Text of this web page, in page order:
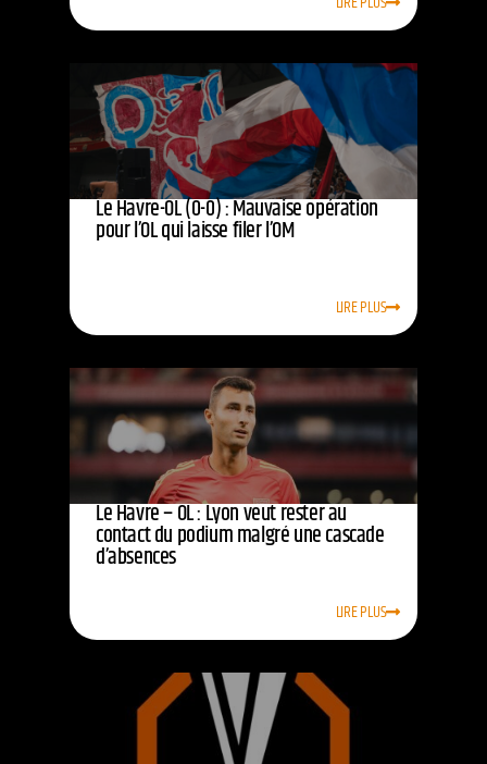
Le Havre-OL (0-0) : Mauvaise opération
pour l’OL qui laisse filer l’OM
LIRE PLUS
Le Havre – OL : Lyon veut rester au
contact du podium malgré une cascade
d’absences
LIRE PLUS